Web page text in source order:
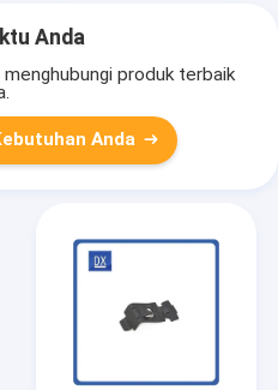
Anda
menghubungi produk terbaik
Anda